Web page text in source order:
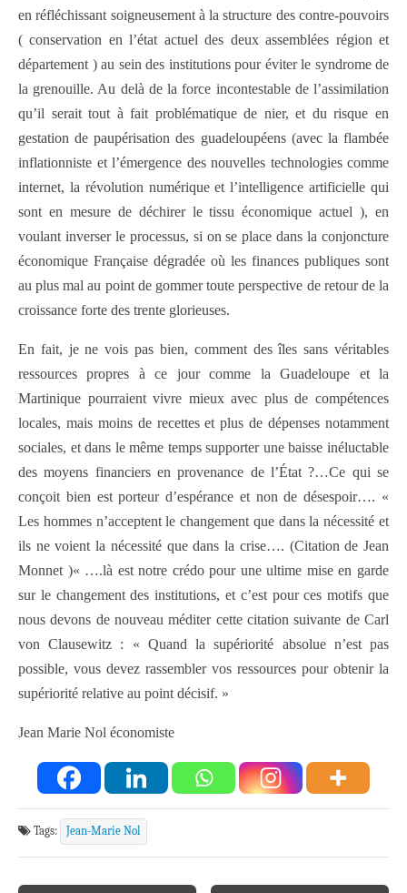
en réfléchissant soigneusement à la structure des contre-pouvoirs
( conservation en l’état actuel des deux assemblées région et
département ) au sein des institutions pour éviter le syndrome de
la grenouille. Au delà de la force incontestable de l’assimilation
qu’il serait tout à fait problématique de nier, et du risque en
gestation de paupérisation des guadeloupéens (avec la flambée
inflationniste et l’émergence des nouvelles technologies comme
internet, la révolution numérique et l’intelligence artificielle qui
sont en mesure de déchirer le tissu économique actuel ), en
voulant inverser le processus, si on se place dans la conjoncture
économique Française dégradée où les finances publiques sont
au plus mal au point de gommer toute perspective de retour de la
croissance forte des trente glorieuses.
En fait, je ne vois pas bien, comment des îles sans véritables
ressources propres à ce jour comme la Guadeloupe et la
Martinique pourraient vivre mieux avec plus de compétences
locales, mais moins de recettes et plus de dépenses notamment
sociales, et dans le même temps supporter une baisse inéluctable
des moyens financiers en provenance de l’État ?…Ce qui se
conçoit bien est porteur d’espérance et non de désespoir…. «
Les hommes n’acceptent le changement que dans la nécessité et
ils ne voient la nécessité que dans la crise…. (Citation de Jean
Monnet )« ….là est notre crédo pour une ultime mise en garde
sur le changement des institutions, et c’est pour ces motifs que
nous devons de nouveau méditer cette citation suivante de Carl
von Clausewitz : « Quand la supériorité absolue n’est pas
possible, vous devez rassembler vos ressources pour obtenir la
supériorité relative au point décisif. »
Jean Marie Nol économiste
Tags: Jean-Marie Nol